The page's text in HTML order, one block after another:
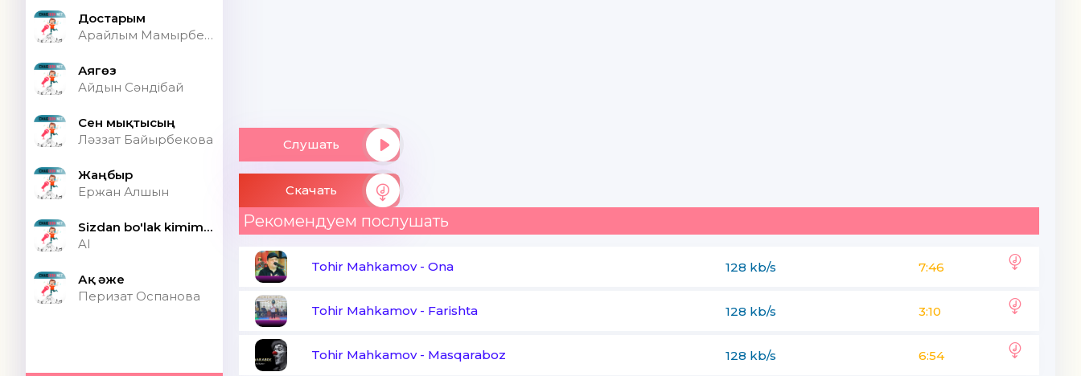
Достарым
Арайлым Мамырбекқызы
Аягөз
Айдын Сәндібай
Сен мықтысың
Ләззат Байырбекова
Жаңбыр
Ержан Алшын
Sizdan bo'lak kimim bor ONA (Speed up)
AI
Ақ әже
Перизат Оспанова
Слушать
Скачать
Рекомендуем послушать
Tohir Mahkamov- Ona 128 kb/s 7:46
Tohir Mahkamov- Farishta 128 kb/s 3:10
Tohir Mahkamov- Masqaraboz 128 kb/s 6:54